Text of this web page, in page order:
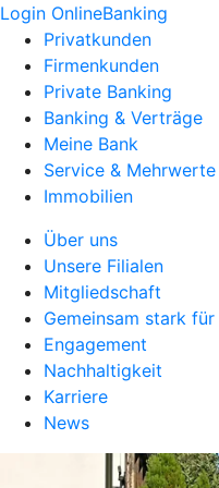
Login OnlineBanking
Privatkunden
Firmenkunden
Private Banking
Banking & Verträge
Meine Bank
Service & Mehrwerte
Immobilien
Über uns
Unsere Filialen
Mitgliedschaft
Gemeinsam stark
Engagement
Nachhaltigkeit
Karriere
News